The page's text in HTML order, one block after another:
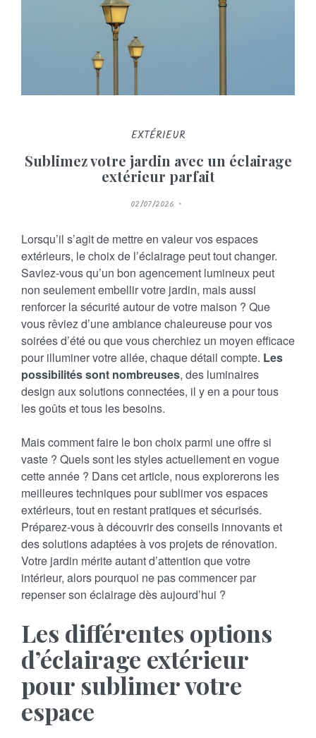
EXTÉRIEUR
Sublimez votre jardin avec un éclairage
extérieur parfait
P
O
E
D
O
N
02/07/2026
Lorsqu’il s’agit de mettre en valeur vos espaces
extérieurs, le choix de l’éclairage peut tout changer.
Saviez-vous qu’un bon agencement lumineux peut
non seulement embellir votre jardin, mais aussi
renforcer la sécurité autour de votre maison ? Que
vous rêviez d’une ambiance chaleureuse pour vos
soirées d’été ou que vous cherchiez un moyen efficace
pour illuminer votre allée, chaque détail compte. Les
possibilités sont nombreuses, des luminaires
design aux solutions connectées, il y en a pour tous
les goûts et tous les besoins.
Mais comment faire le bon choix parmi une offre si
vaste ? Quels sont les styles actuellement en vogue
cette année ? Dans cet article, nous explorerons les
meilleures techniques pour sublimer vos espaces
extérieurs, tout en restant pratiques et sécurisés.
Préparez-vous à découvrir des conseils innovants et
des solutions adaptées à vos projets de rénovation.
Votre jardin mérite autant d’attention que votre
intérieur, alors pourquoi ne pas commencer par
repenser son éclairage dès aujourd’hui ?
Les différentes options
d’éclairage extérieur
pour sublimer votre
espace